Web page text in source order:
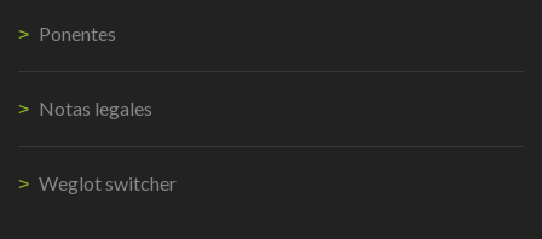
Ponentes
Notas legales
Weglot switcher